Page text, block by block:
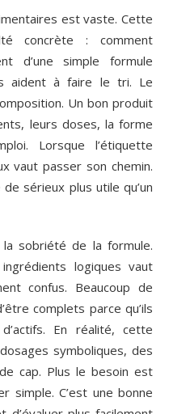
est vaste. Cette
concrète : comment
d’une simple formule
aident à faire le tri. Le
Un bon produit
leurs doses, la forme
Lorsque l’étiquette
vaut passer son chemin.
sérieux plus utile qu’un
sobriété de la formule.
logiques vaut
confus. Beaucoup de
complets parce qu’ils
En réalité, cette
symboliques, des
cap. Plus le besoin est
simple. C’est une bonne